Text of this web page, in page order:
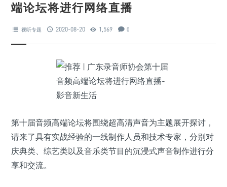
端论坛将进行网络直播
视听专题 2020-08-20 1,569 0
第十届音频高端论坛将围绕超高清声音为主题展开探讨，
请来了具有实战经验的一线制作人员和技术专家，分别对
庆典类、综艺类以及音乐类节目的沉浸式声音制作进行分
享和交流。